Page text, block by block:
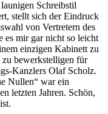
Schreibstil
stellt sich der Eindruck
von Vertretern des
es mir gar nicht so leicht
einzigen Kabinett zu
bewerkstelligen für
Kanzlers Olaf Scholz.
Nullen“ war ein
letzten Jahren. Schön,